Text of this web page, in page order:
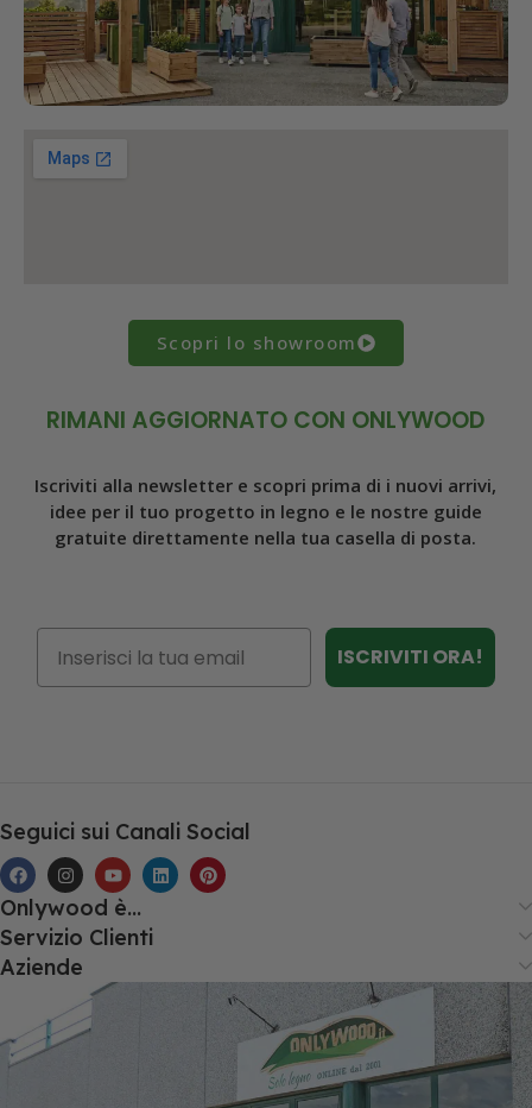
Scopri lo showroom
RIMANI AGGIORNATO CON ONLYWOOD
Iscriviti alla newsletter e scopri prima di i nuovi arrivi,
idee per il tuo progetto in legno e le nostre guide
gratuite direttamente nella tua casella di posta.
ISCRIVITI ORA!
Seguici sui Canali Social
Onlywood è...
Servizio Clienti
Aziende